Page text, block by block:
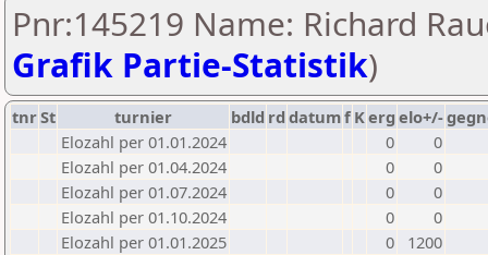
Pnr:145219 Name: Richard
Grafik Partie-Statistik)
tnrSt turnier bdld rd datumf Kerg elo+/-
Elozahl per 01.01.2024
0
0
Elozahl per 01.04.2024
0
0
Elozahl per 01.07.2024
0
0
Elozahl per 01.10.2024
0
0
Elozahl per 01.01.2025
0
1200